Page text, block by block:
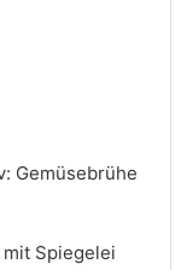
Gemüsebrühe
Spiegelei